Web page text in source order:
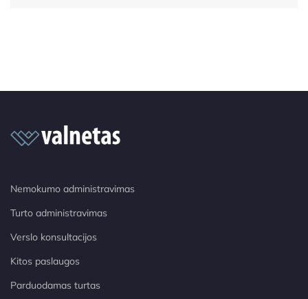
Nemokumo administravimas
Turto administravimas
Verslo konsultacijos
Kitos paslaugos
Parduodamas turtas